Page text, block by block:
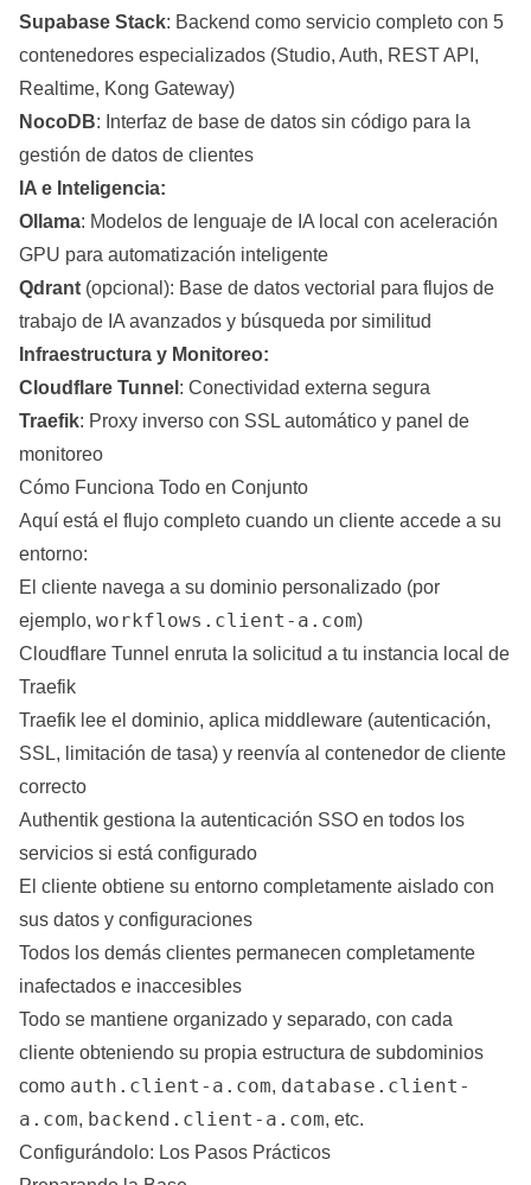
Supabase Stack: Backend como servicio completo con 5
contenedores especializados (Studio, Auth, REST API,
Realtime, Kong Gateway)
NocoDB: Interfaz de base de datos sin código para la
gestión de datos de clientes
IA e Inteligencia:
Ollama: Modelos de lenguaje de IA local con aceleración
GPU para automatización inteligente
Qdrant (opcional): Base de datos vectorial para flujos de
trabajo de IA avanzados y búsqueda por similitud
Infraestructura y Monitoreo:
Cloudflare Tunnel : Conectividad externa segura
Traefik: Proxy inverso con SSL automático y panel de
monitoreo
Cómo Funciona Todo en Conjunto
Aquí está el flujo completo cuando un cliente accede a su
entorno:
El cliente navega a su dominio personalizado (por
ejemplo, workflows.client-a.com)
Cloudflare Tunnel enruta la solicitud a tu instancia local de
Traefik
Traefik lee el dominio, aplica middleware (autenticación,
SSL, limitación de tasa) y reenvía al contenedor de cliente
correcto
Authentik gestiona la autenticación SSO en todos los
servicios si está configurado
El cliente obtiene su entorno completamente aislado con
sus datos y configuraciones
Todos los demás clientes permanecen completamente
inafectados e inaccesibles
Todo se mantiene organizado y separado, con cada
cliente obteniendo su propia estructura de subdominios
como auth.client-a.com, database.client-
a.com, backend.client-a.com, etc.
Configurándolo: Los Pasos Prácticos